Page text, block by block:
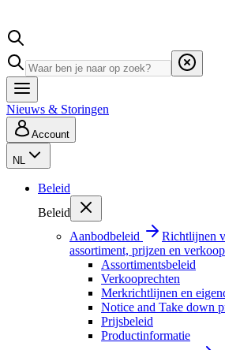
Nieuws & Storingen
Account
NL
Beleid
Beleid
Aanbodbeleid
Richtlijnen
assortiment, prijzen en
Assortimentsbeleid
Verkooprechten
Merkrichtlijnen en
Notice and Take down
Prijsbeleid
Productinformatie